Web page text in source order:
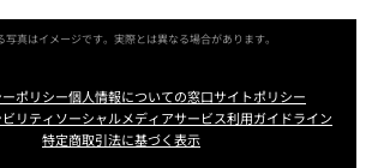
真はイメージです。実際とは異なる場合があります。
ポリシー個人情報についての窓口サイトポリシー
リティソーシャルメディアサービス利用ガイドライン
特定商取引法に基づく表示